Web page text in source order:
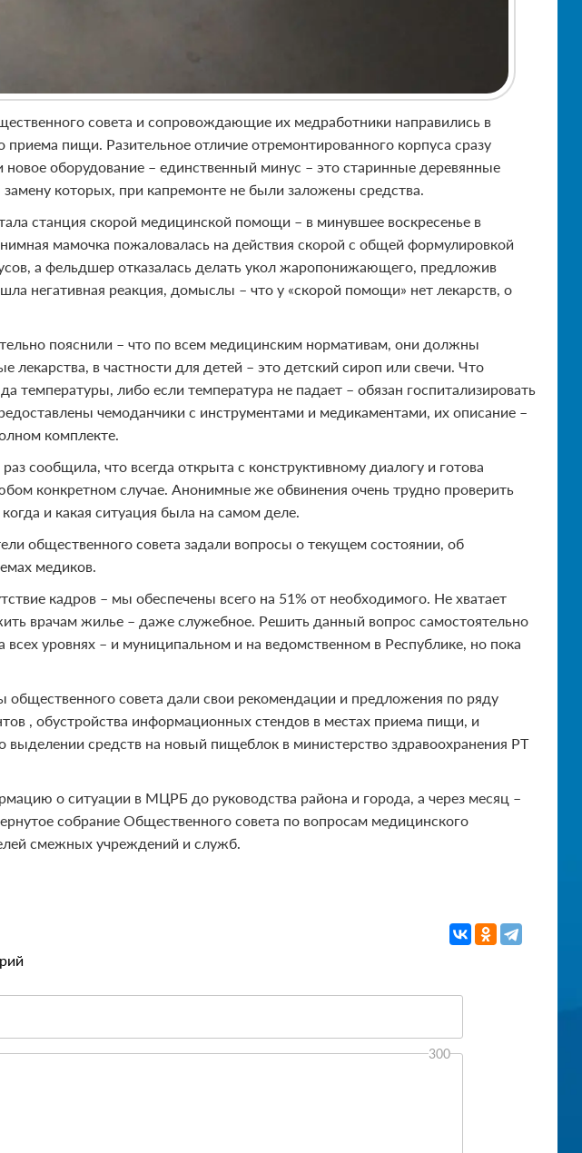
совета и сопровождающие их медработники направились в
приема пищи. Разительное отличие отремонтированного корпуса сразу
новое оборудование – единственный минус – это старинные деревянные
которых, при капремонте не были заложены средства.
станция скорой медицинской помощи – в минувшее воскресенье в
мамочка пожаловалась на действия скорой с общей формулировкой
а фельдшер отказалась делать укол жаропонижающего, предложив
негативная реакция, домыслы – что у «скорой помощи» нет лекарств, о
пояснили – что по всем медицинским нормативам, они должны
лекарства, в частности для детей – это детский сироп или свечи. Что
температуры, либо если температура не падает – обязан госпитализировать
чемоданчики с инструментами и медикаментами, их описание –
комплекте.
сообщила, что всегда открыта с конструктивному диалогу и готова
конкретном случае. Анонимные же обвинения очень трудно проверить
и какая ситуация была на самом деле.
общественного совета задали вопросы о текущем состоянии, об
медиков.
кадров – мы обеспечены всего на 51% от необходимого. Не хватает
врачам жилье – даже служебное. Решить данный вопрос самостоятельно
уровнях – и муниципальном и на ведомственном в Республике, но пока
общественного совета дали свои рекомендации и предложения по ряду
, обустройства информационных стендов в местах приема пищи, и
выделении средств на новый пищеблок в министерство здравоохранения РТ
о ситуации в МЦРБ до руководства района и города, а через месяц –
собрание Общественного совета по вопросам медицинского
смежных учреждений и служб.
300